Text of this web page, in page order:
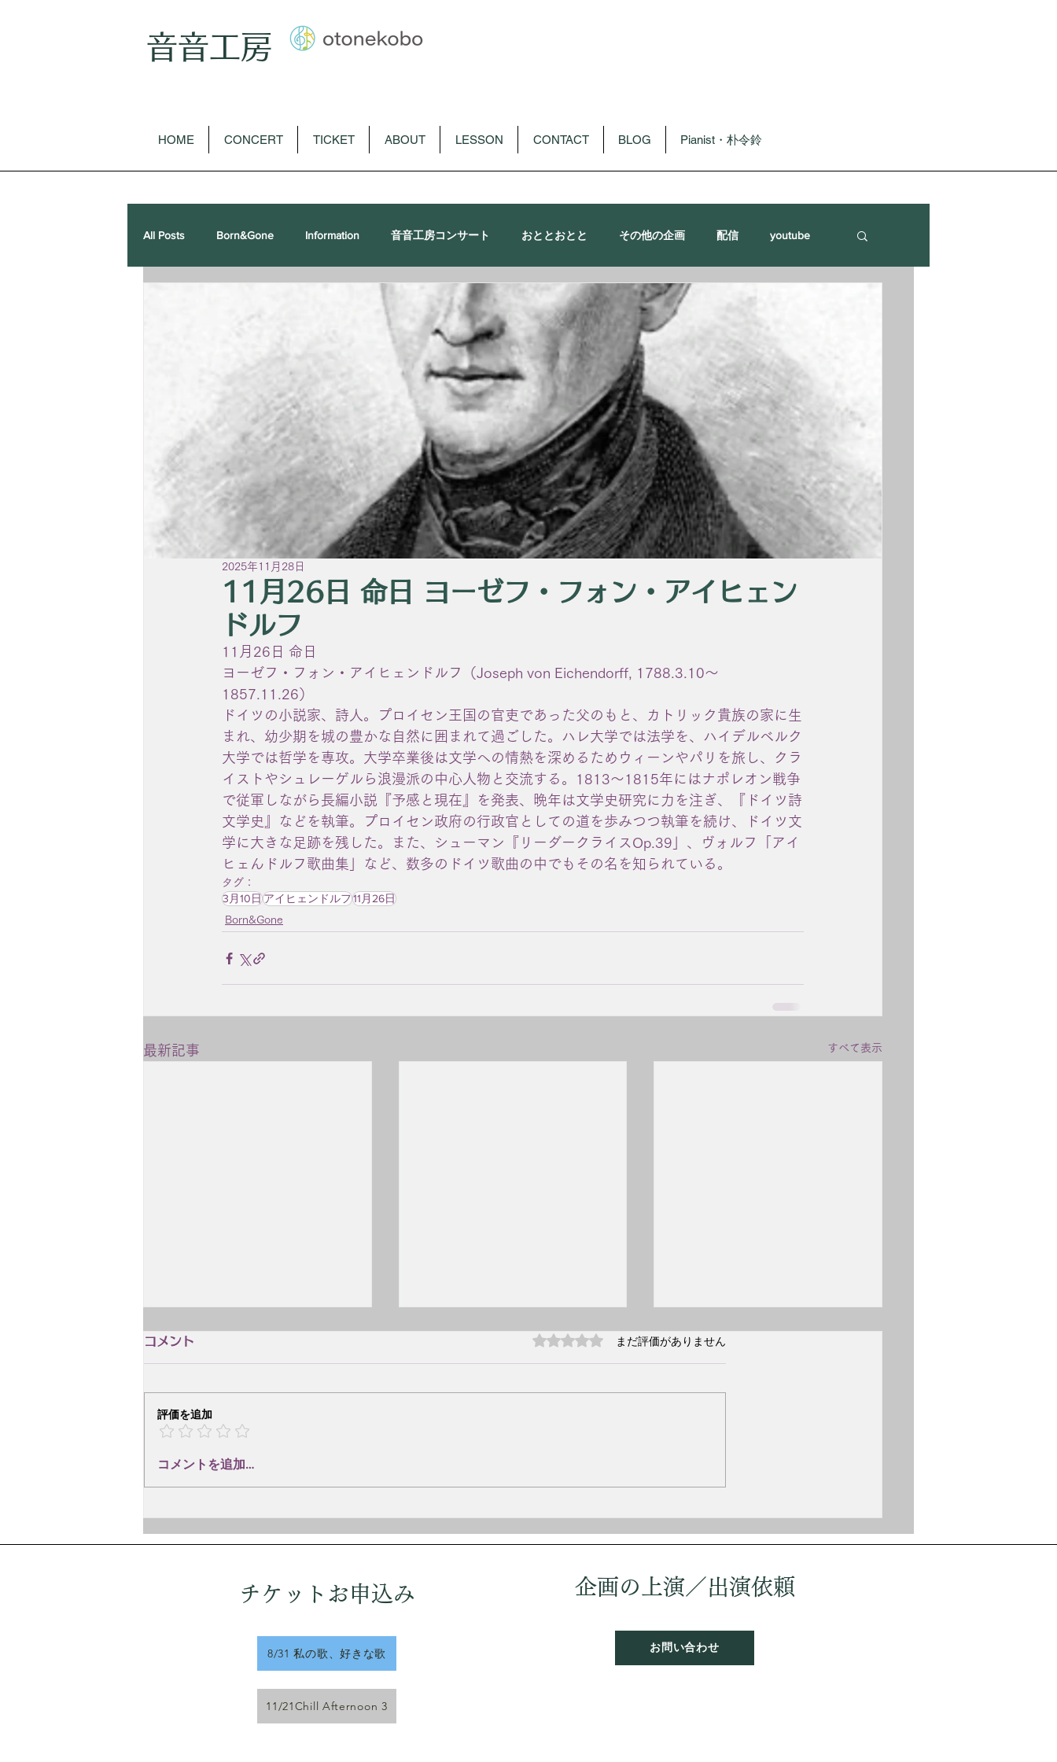
音音工房
HOME CONCERT TICKET ABOUT LESSON CONTACT BLOG Pianist・朴令鈴
All Posts Born&Gone Information 音音工房コンサート おととおとと その他の企画 配信 youtube
朴令鈴出演コンサート CD 音音講習会
11月26日 命日 ヨーゼフ・フォン・アイヒェン
ドルフ
2025年11月28日
11月26日 命日
ヨーゼフ・フォン・アイヒェンドルフ（Joseph von Eichendorff, 1788.3.10〜
1857.11.26）
ドイツの小説家、詩人。プロイセン王国の官吏であった父のもと、カトリック貴族の家に生
まれ、幼少期を城の豊かな自然に囲まれて過ごした。ハレ大学では法学を、ハイデルベルク
大学では哲学を専攻。大学卒業後は文学への情熱を深めるためウィーンやパリを旅し、クラ
イストやシュレーゲルら浪漫派の中心人物と交流する。1813～1815年にはナポレオン戦争
で従軍しながら長編小説『予感と現在』を発表、晩年は文学史研究に力を注ぎ、『ドイツ詩
文学史』などを執筆。プロイセン政府の行政官としての道を歩みつつ執筆を続け、ドイツ文
学に大きな足跡を残した。また、シューマン『リーダークライスOp.39」、ヴォルフ「アイ
ヒェんドルフ歌曲集」など、数多のドイツ歌曲の中でもその名を知られている。
タグ：
3月10日アイヒェンドルフ11月26日
Born&Gone
最新記事 すべて表示
はじめ、1928.2.4~2004.8.14）
京都府出身の詩人、英米文学者、
翻訳家、童話作家、作詞家。
在学中に「トロイカ文学集団」に
参加し、詩や小説を執筆。1953
政大学教授（1991年退職）。 彼
三善晃、信長貴富、石井眞木、高
2月2日 誕生日 フリッツ・
クライスラー
12歳で首席卒業する。しかし神
童扱いが嫌で医学を勉強したり陸
しヨーロッパ各地で演奏活動を行
う。ウィーンフィルの入団試験に
「愛の喜
コメント 5つ星のうち0と評価されています。
まだ評価がありません
評価を追加
コメントを追加…
チケットお申込み
8/31 私の歌、好きな歌
企画の上演／出演依頼
お問い合わせ
11/21Chill Afternoon 3